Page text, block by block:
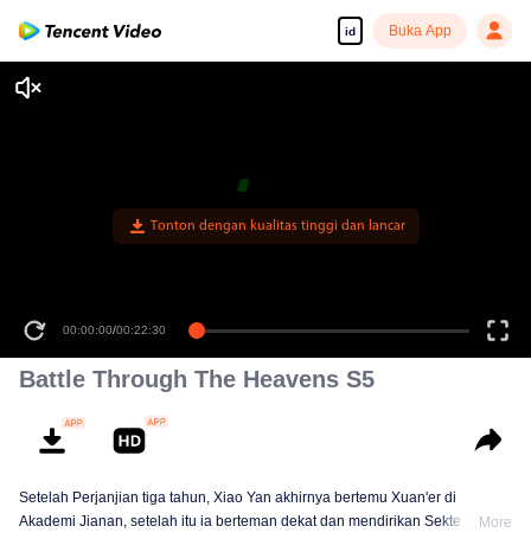
id Buka App
Tonton dengan kualitas tinggi dan lancar
00:00:00/00:22:30
Battle Through The Heavens S5
Setelah Perjanjian tiga tahun, Xiao Yan akhirnya bertemu Xuan'er di
Akademi Jianan, setelah itu ia berteman dekat dan mendirikan Sekte PanMore